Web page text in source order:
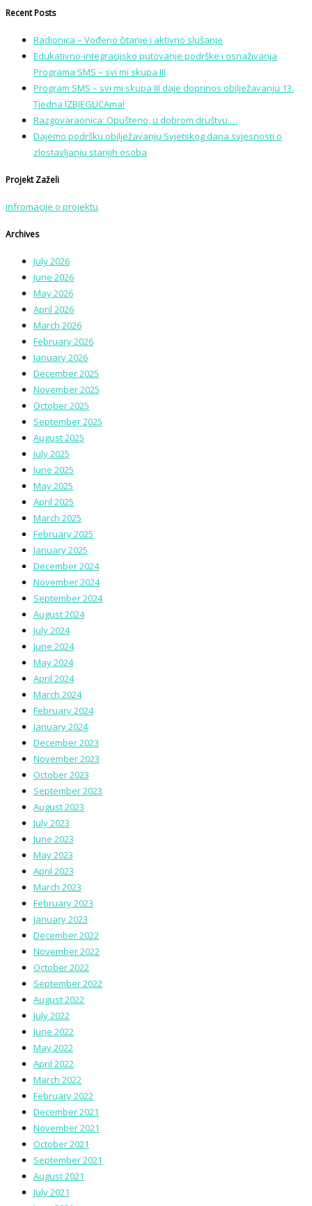
Recent Posts
Radionica – Vođeno čitanje i aktivno slušanje
Edukativno-integracijsko putovanje podrške i osnaživanja
Programa SMS – svi mi skupa III
Program SMS – svi mi skupa III daje doprinos obilježavanju 13.
Tjedna IZBJEGLICAma!
Razgovaraonica: Opušteno, u dobrom društvu …
Dajemo podršku obilježavanju Svjetskog dana svjesnosti o
zlostavljanju starijih osoba
Projekt Zaželi
Infromacije o projektu
Archives
July 2026
June 2026
May 2026
April 2026
March 2026
February 2026
January 2026
December 2025
November 2025
October 2025
September 2025
August 2025
July 2025
June 2025
May 2025
April 2025
March 2025
February 2025
January 2025
December 2024
November 2024
September 2024
August 2024
July 2024
June 2024
May 2024
April 2024
March 2024
February 2024
January 2024
December 2023
November 2023
October 2023
September 2023
August 2023
July 2023
June 2023
May 2023
April 2023
March 2023
February 2023
January 2023
December 2022
November 2022
October 2022
September 2022
August 2022
July 2022
June 2022
May 2022
April 2022
March 2022
February 2022
December 2021
November 2021
October 2021
September 2021
August 2021
July 2021